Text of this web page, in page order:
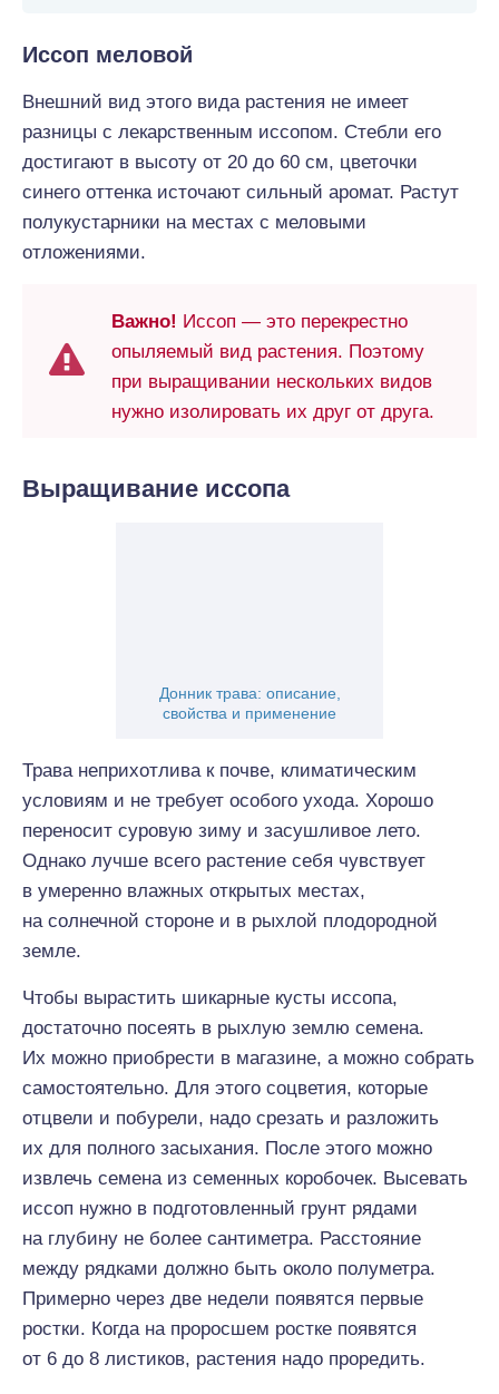
Иссоп меловой
Внешний вид этого вида растения не имеет
разницы с лекарственным иссопом. Стебли его
достигают в высоту от 20 до 60 см, цветочки
синего оттенка источают сильный аромат. Растут
полукустарники на местах с меловыми
отложениями.
Важно! Иссоп — это перекрестно
опыляемый вид растения. Поэтому
при выращивании нескольких видов
нужно изолировать их друг от друга.
Выращивание иссопа
Донник трава: описание,
свойства и применение
Трава неприхотлива к почве, климатическим
условиям и не требует особого ухода. Хорошо
переносит суровую зиму и засушливое лето.
Однако лучше всего растение себя чувствует
в умеренно влажных открытых местах,
на солнечной стороне и в рыхлой плодородной
земле.
Чтобы вырастить шикарные кусты иссопа,
достаточно посеять в рыхлую землю семена.
Их можно приобрести в магазине, а можно собрать
самостоятельно. Для этого соцветия, которые
отцвели и побурели, надо срезать и разложить
их для полного засыхания. После этого можно
извлечь семена из семенных коробочек. Высевать
иссоп нужно в подготовленный грунт рядами
на глубину не более сантиметра. Расстояние
между рядками должно быть около полуметра.
Примерно через две недели появятся первые
ростки. Когда на проросшем ростке появятся
от 6 до 8 листиков, растения надо проредить.